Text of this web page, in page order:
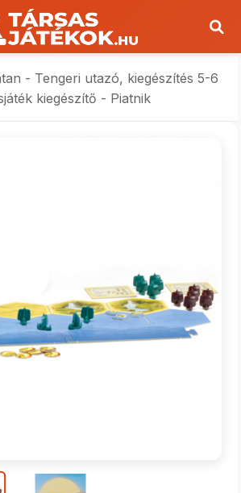
- Tengeri utazó, kiegészítés 5-6
kiegészítő - Piatnik